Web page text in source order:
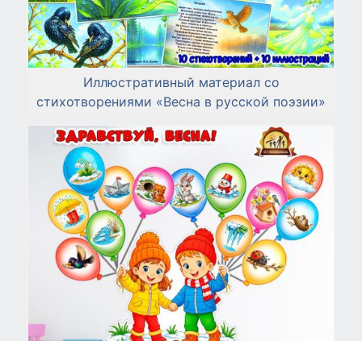
Иллюстративный материал со
стихотворениями «Весна в русской поэзии»